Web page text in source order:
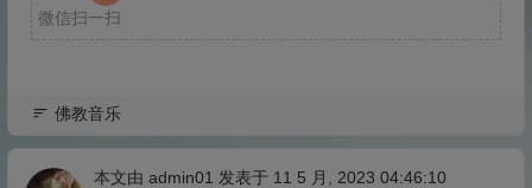
微信扫一扫
佛教音乐
本文由 admin01 发表于 11 5 月, 2023 04:46:10